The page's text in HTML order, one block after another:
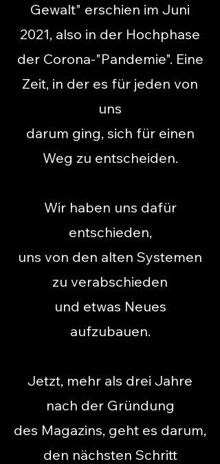
Gewalt" erschien im Juni
2021, also in der Hochphase
der Corona-"Pandemie". Eine
Zeit, in der es für jeden von
uns
darum ging, sich für einen
Weg zu entscheiden.
Wir haben uns dafür
entschieden,
uns von den alten Systemen
zu verabschieden
und etwas Neues
aufzubauen.
Jetzt, mehr als drei Jahre
nach der Gründung
des Magazins, geht es darum,
den nächsten Schritt